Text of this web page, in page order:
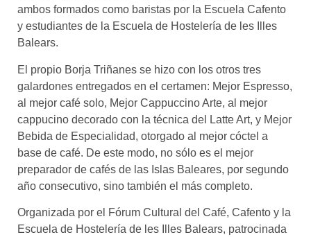
ambos formados como baristas por la Escuela Cafento
y estudiantes de la Escuela de Hostelería de les Illes
Balears.
El propio Borja Triñanes se hizo con los otros tres
galardones entregados en el certamen: Mejor Espresso,
al mejor café solo, Mejor Cappuccino Arte, al mejor
cappucino decorado con la técnica del Latte Art, y Mejor
Bebida de Especialidad, otorgado al mejor cóctel a
base de café. De este modo, no sólo es el mejor
preparador de cafés de las Islas Baleares, por segundo
año consecutivo, sino también el más completo.
Organizada por el Fórum Cultural del Café, Cafento y la
Escuela de Hostelería de les Illes Balears, patrocinada